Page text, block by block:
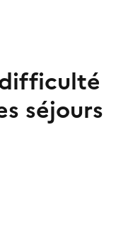
séjours